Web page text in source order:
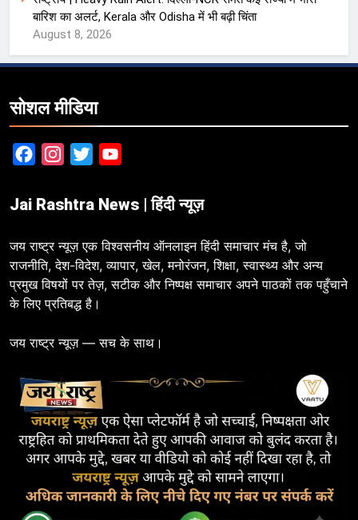
बारिश का अलर्ट, Kerala और Odisha में भी बढ़ी चिंता
August 8, 2026
सोशल मीडिया
FacebookInstagram
Twitter
Jai Rashtra News | हिंदी न्यूज़
जय राष्ट्र न्यूज़ एक विश्वसनीय ऑनलाइन हिंदी समाचार मंच है, जो
राजनीति, देश-विदेश, व्यापार, खेल, मनोरंजन, शिक्षा, स्वास्थ्य और अन्य
प्रमुख विषयों पर तेज़, सटीक और निष्पक्ष समाचार अपने पाठकों तक पहुँचाने
के लिए प्रतिबद्ध है।
जय राष्ट्र न्यूज़ — सच के साथ।